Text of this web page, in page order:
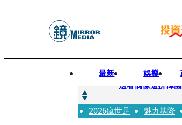
最新 娛樂
快訊
邊看偶像邊拚韓
快訊
代誌大條火急跳
2026瘋世足 魅力基隆